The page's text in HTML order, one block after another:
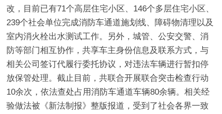
改，目前已有71个高层住宅小区、146个多层住宅小区、
239个社会单位完成消防车通道施划线、障碍物清理以及
室内消火栓出水测试工作。另外，城管、公安交警、消
防等部门相互协作，共享车主身份信息及联系方式，与
相关公司签订代履行委托协议，对违法车辆进行暂扣停
放保管处理。截止目前，共联合开展联合突击检查行动
10余次，依法查处占用消防车通道车辆80余辆。相关经
验做法被《新法制报》整版报道，受到了社会各界一致